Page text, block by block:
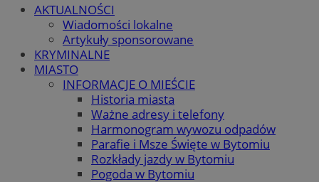
AKTUALNOŚCI
Wiadomości lokalne
Artykuły sponsorowane
KRYMINALNE
MIASTO
INFORMACJE O MIEŚCIE
Historia miasta
Ważne adresy i telefony
Harmonogram wywozu odpadów
Parafie i Msze Święte w Bytomiu
Rozkłady jazdy w Bytomiu
Pogoda w Bytomiu